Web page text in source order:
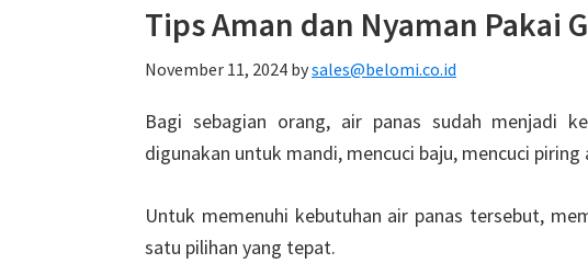
Tips Aman dan Nyaman Pakai
November 11, 2024 bysales@belomi.co.id
Bagi sebagian orang, air panas sudah menjadi
digunakan untuk mandi, mencuci baju, mencuci piring
Untuk memenuhi kebutuhan air panas tersebut,
satu pilihan yang tepat.